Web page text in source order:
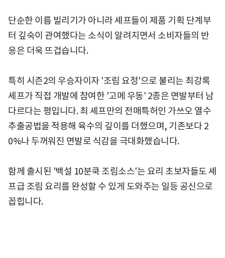
단순한 이름 빌리기가 아니라 셰프들이 제품 기획 단계부
터 깊숙이 관여했다는 소식이 알려지면서 소비자들의 반
응은 더욱 뜨겁습니다.
특히 시즌2의 우승자이자 '조림 요정'으로 불리는 최강록
셰프가 직접 개발에 참여한 '고메 우동' 2종은 면발부터 남
다르다는 평입니다. 최 셰프만의 전매특허인 가쓰오 열수
추출공법을 적용해 육수의 깊이를 더했으며, 기존보다 2
0%나 두꺼워진 면발로 식감을 극대화했습니다.
함께 출시된 '백설 10분쿡 조림소스'는 요리 초보자들도 셰
프급 조림 요리를 완성할 수 있게 도와주는 일등 공신으로
꼽힙니다.